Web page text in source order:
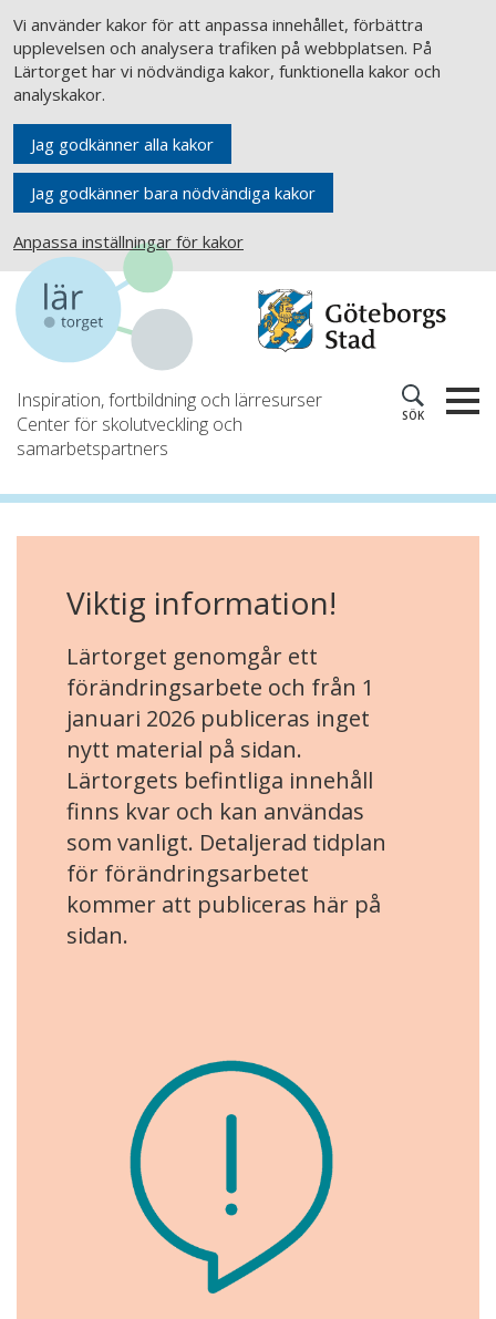
Vi använder kakor för att anpassa innehållet, förbättra
upplevelsen och analysera trafiken på webbplatsen. På
Lärtorget har vi nödvändiga kakor, funktionella kakor och
analyskakor.
Jag godkänner alla kakor
Jag godkänner bara nödvändiga kakor
Anpassa inställningar för kakor
Inspiration, fortbildning och lärresurser
Center för skolutveckling och
samarbetspartners
SÖK
Viktig information!
Lärtorget genomgår ett
förändringsarbete och från 1
januari 2026 publiceras inget
nytt material på sidan.
Lärtorgets befintliga innehåll
finns kvar och kan användas
som vanligt. Detaljerad tidplan
för förändringsarbetet
kommer att publiceras här på
sidan.